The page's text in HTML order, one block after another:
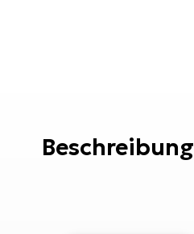
Beschreibung